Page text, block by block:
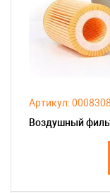
Артикул:
Воздушный